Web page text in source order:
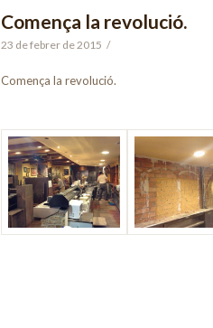
Comença la revolució.
23 de febrer de 2015 /
Comença la revolució.